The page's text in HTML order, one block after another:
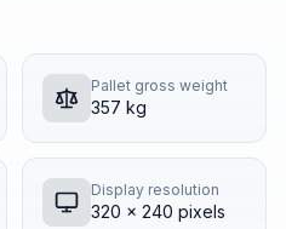
Pallet gross weight
357 kg
Display resolution
320 x 240 pixels